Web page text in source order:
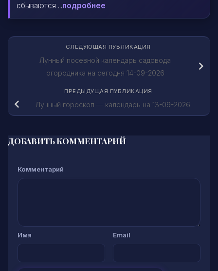
сбываются ...подробнее
СЛЕДУЮЩАЯ ПУБЛИКАЦИЯ
Лунный посевной календарь садовода
огородника на сегодня 14-09-2026
ПРЕДЫДУЩАЯ ПУБЛИКАЦИЯ
Лунный гороскоп — календарь на 13-09-2026
ДОБАВИТЬ КОММЕНТАРИЙ
Комментарий
Имя Email